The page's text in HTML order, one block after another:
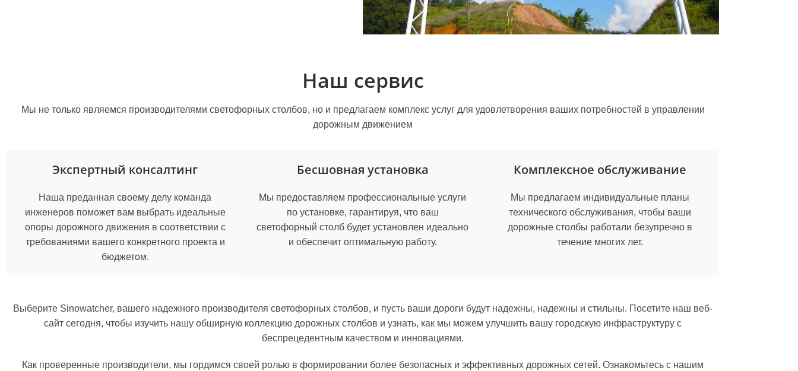
Наш сервис
Мы не только являемся производителями светофорных столбов, но и предлагаем комплекс услуг для удовлетворения ваших потребностей в управлении
дорожным движением
Экспертный консалтинг
Наша преданная своему делу команда
инженеров поможет вам выбрать идеальные
опоры дорожного движения в соответствии с
требованиями вашего конкретного проекта и
бюджетом.
Бесшовная установка
Мы предоставляем профессиональные услуги
по установке, гарантируя, что ваш
светофорный столб будет установлен идеально
и обеспечит оптимальную работу.
Комплексное обслуживание
Мы предлагаем индивидуальные планы
технического обслуживания, чтобы ваши
дорожные столбы работали безупречно в
течение многих лет.
Выберите Sinowatcher, вашего надежного производителя светофорных столбов, и пусть ваши дороги будут надежны, надежны и стильны. Посетите наш веб-
сайт сегодня, чтобы изучить нашу обширную коллекцию дорожных столбов и узнать, как мы можем улучшить вашу городскую инфраструктуру с
беспрецедентным качеством и инновациями.
Как проверенные производители, мы гордимся своей ролью в формировании более безопасных и эффективных дорожных сетей. Ознакомьтесь с нашим